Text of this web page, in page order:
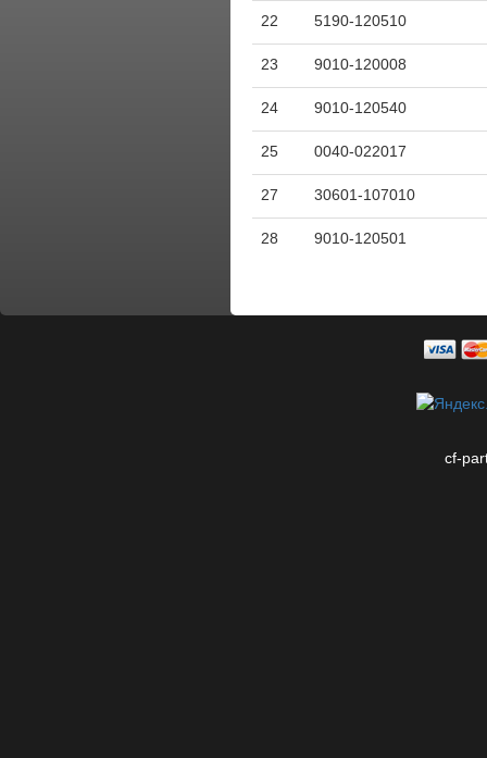
22 5190-120510
23 9010-120008
24 9010-120540
25 0040-022017
27 30601-107010
28 9010-120501
cf-